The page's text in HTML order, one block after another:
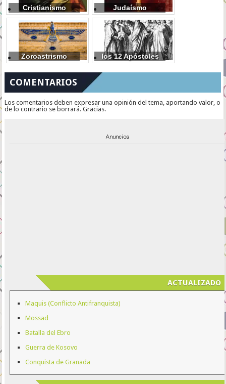
Cristianismo Judaísmo
Zoroastrismo los 12 Apóstoles
COMENTARIOS
Los comentarios deben expresar una opinión del tema, aportando valor, o
de lo contrario se borrará. Gracias.
ACTUALIZADO
Maquis (Conflicto Antifranquista)
Mossad
Batalla del Ebro
Guerra de Kosovo
Conquista de Granada